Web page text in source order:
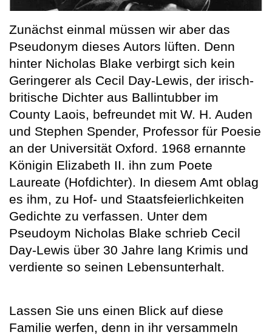
Zunächst einmal müssen wir aber das
Pseudonym dieses Autors lüften. Denn
hinter Nicholas Blake verbirgt sich kein
Geringerer als Cecil Day-Lewis, der irisch-
britische Dichter aus Ballintubber im
County Laois, befreundet mit W. H. Auden
und Stephen Spender, Professor für Poesie
an der Universität Oxford. 1968 ernannte
Königin Elizabeth II. ihn zum Poete
Laureate (Hofdichter). In diesem Amt oblag
es ihm, zu Hof- und Staatsfeierlichkeiten
Gedichte zu verfassen. Unter dem
Pseudoym Nicholas Blake schrieb Cecil
Day-Lewis über 30 Jahre lang Krimis und
verdiente so seinen Lebensunterhalt.
Lassen Sie uns einen Blick auf diese
Familie werfen, denn in ihr versammeln